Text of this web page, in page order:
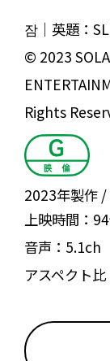
잠｜英題：
© 2023
Rights
2023年製作
上映時間：
音声： 5.1ch
アスペクト比